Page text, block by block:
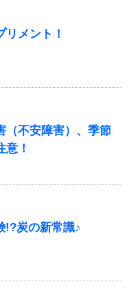
メント！
（不安障害）、季節
！
!?炭の新常識♪